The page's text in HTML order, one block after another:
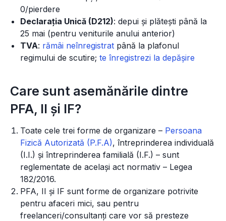
0/pierdere
Declarația Unică (D212): depui și plătești până la
25 mai (pentru veniturile anului anterior)
TVA: rămâi neînregistrat până la plafonul
regimului de scutire; te înregistrezi la depășire
Care sunt asemănările dintre
PFA, II și IF?
Toate cele trei forme de organizare – Persoana
Fizică Autorizată (P.F.A), întreprinderea individuală
(I.I.) și întreprinderea familială (I.F.) – sunt
reglementate de același act normativ – Legea
182/2016.
PFA, II și IF sunt forme de organizare potrivite
pentru afaceri mici, sau pentru
freelanceri/consultanți care vor să presteze